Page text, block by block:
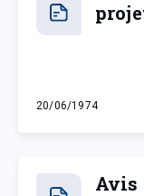
20/06/1974
jeudi 20 juin 1974
Avis